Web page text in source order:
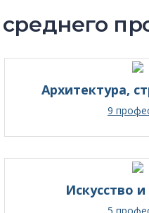
Архитектура,
9
Искусство